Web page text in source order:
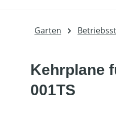
Garten
Kehrplane
001TS